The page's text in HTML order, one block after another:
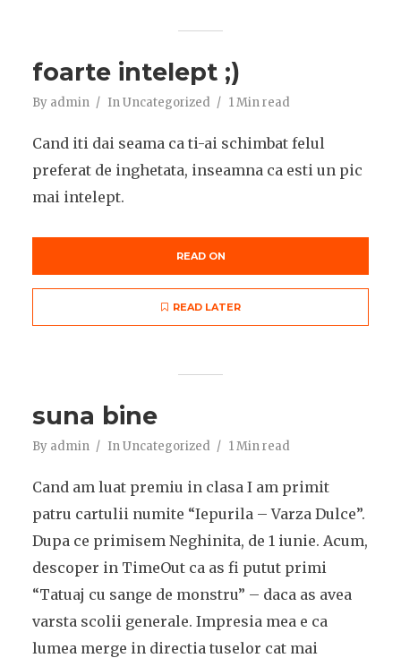
foarte intelept ;)
By admin InUncategorized 1 Min read
Cand iti dai seama ca ti-ai schimbat felul
preferat de inghetata, inseamna ca esti un pic
mai intelept.
READ ON
READ LATER
suna bine
By admin InUncategorized 1 Min read
Cand am luat premiu in clasa I am primit
patru cartulii numite “Iepurila – Varza Dulce”.
Dupa ce primisem Neghinita, de 1 iunie. Acum,
descoper in TimeOut ca as fi putut primi
“Tatuaj cu sange de monstru” – daca as avea
varsta scolii generale. Impresia mea e ca
lumea merge in directia tuselor cat mai